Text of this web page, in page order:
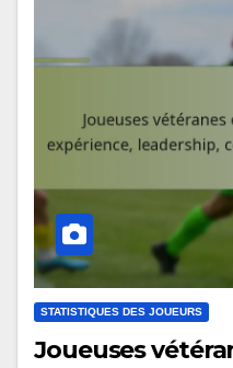
STATISTIQUES DES JOUEURS
Joueuses